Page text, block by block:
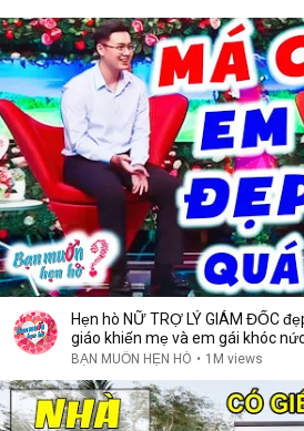
Hẹn hò NỮ TRỢ LÝ GIÁM ĐỐC
giáo khiến mẹ và em gái khóc nức
Hò
BẠN MUỐN HẸN HÒ • 1M views